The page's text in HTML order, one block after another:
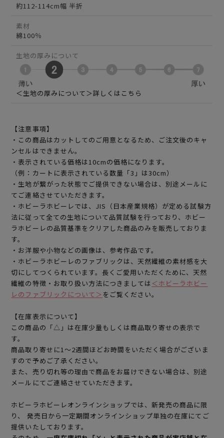
約112-114cm幅 半折
素材
綿100％
生地の厚みについて
＜生地の厚みについて＞詳しくはこちら
【注意事項】
・この商品はカットしてのご用意となるため、ご注文後のキャ
ンセルはできません。
・表示されている価格は10cmの価格になります。
（例：カートに表示されている数量「3」は30cm）
・生地が繋がった状態でご提供できない場合は、別途メールに
てご連絡させていただきます。
・ホビーラホビーレでは、JIS（日本産業規格）が定める試験方
法に従って全ての生地について品質試験を行っており、ホビー
ラホビーレの品質基準をクリアした商品のみを販売しておりま
す。
・お洋服や小物などの画像は、参考作品です。
・ホビーラホビーレのファブリックは、天然繊維の素材感を大
切にしてつくられています。長くご愛用いただくために、天然
繊維の特徴・お取り扱い方法につきましては ＜ホビーラホビー
レのファブリックについて＞ をご覧ください。
【在庫表示について】
この商品の「△」は在庫少量もしくは商品取り寄せの表示で
す。
商品取り寄せに1～2週間ほどお時間をいただく場合がございま
すので予めご了承ください。
また、売り切れ等の理由で商品をお届けできない場合は、別途
メールにてご連絡させていただきます。
ホビーラホビーレオンラインショップでは、新発売の商品に限
り、 発売日から一定期間オンラインショップ単独の在庫にてご
提供いたしております。